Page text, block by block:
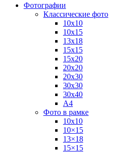
Фотографии
Классические фото
10х10
10х15
13х18
15х15
15х20
20х20
20х30
30х30
30х40
А4
Фото в рамке
10х10
10×15
13×18
15×15